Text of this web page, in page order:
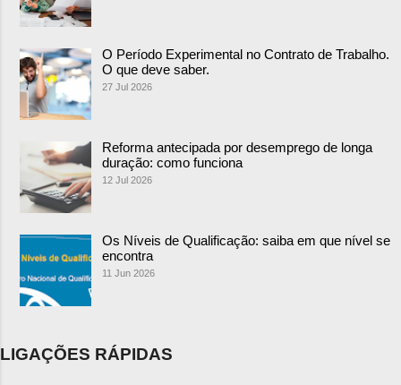
O Período Experimental no Contrato de Trabalho.
O que deve saber.
27 Jul 2026
Reforma antecipada por desemprego de longa
duração: como funciona
12 Jul 2026
Os Níveis de Qualificação: saiba em que nível se
encontra
11 Jun 2026
LIGAÇÕES RÁPIDAS